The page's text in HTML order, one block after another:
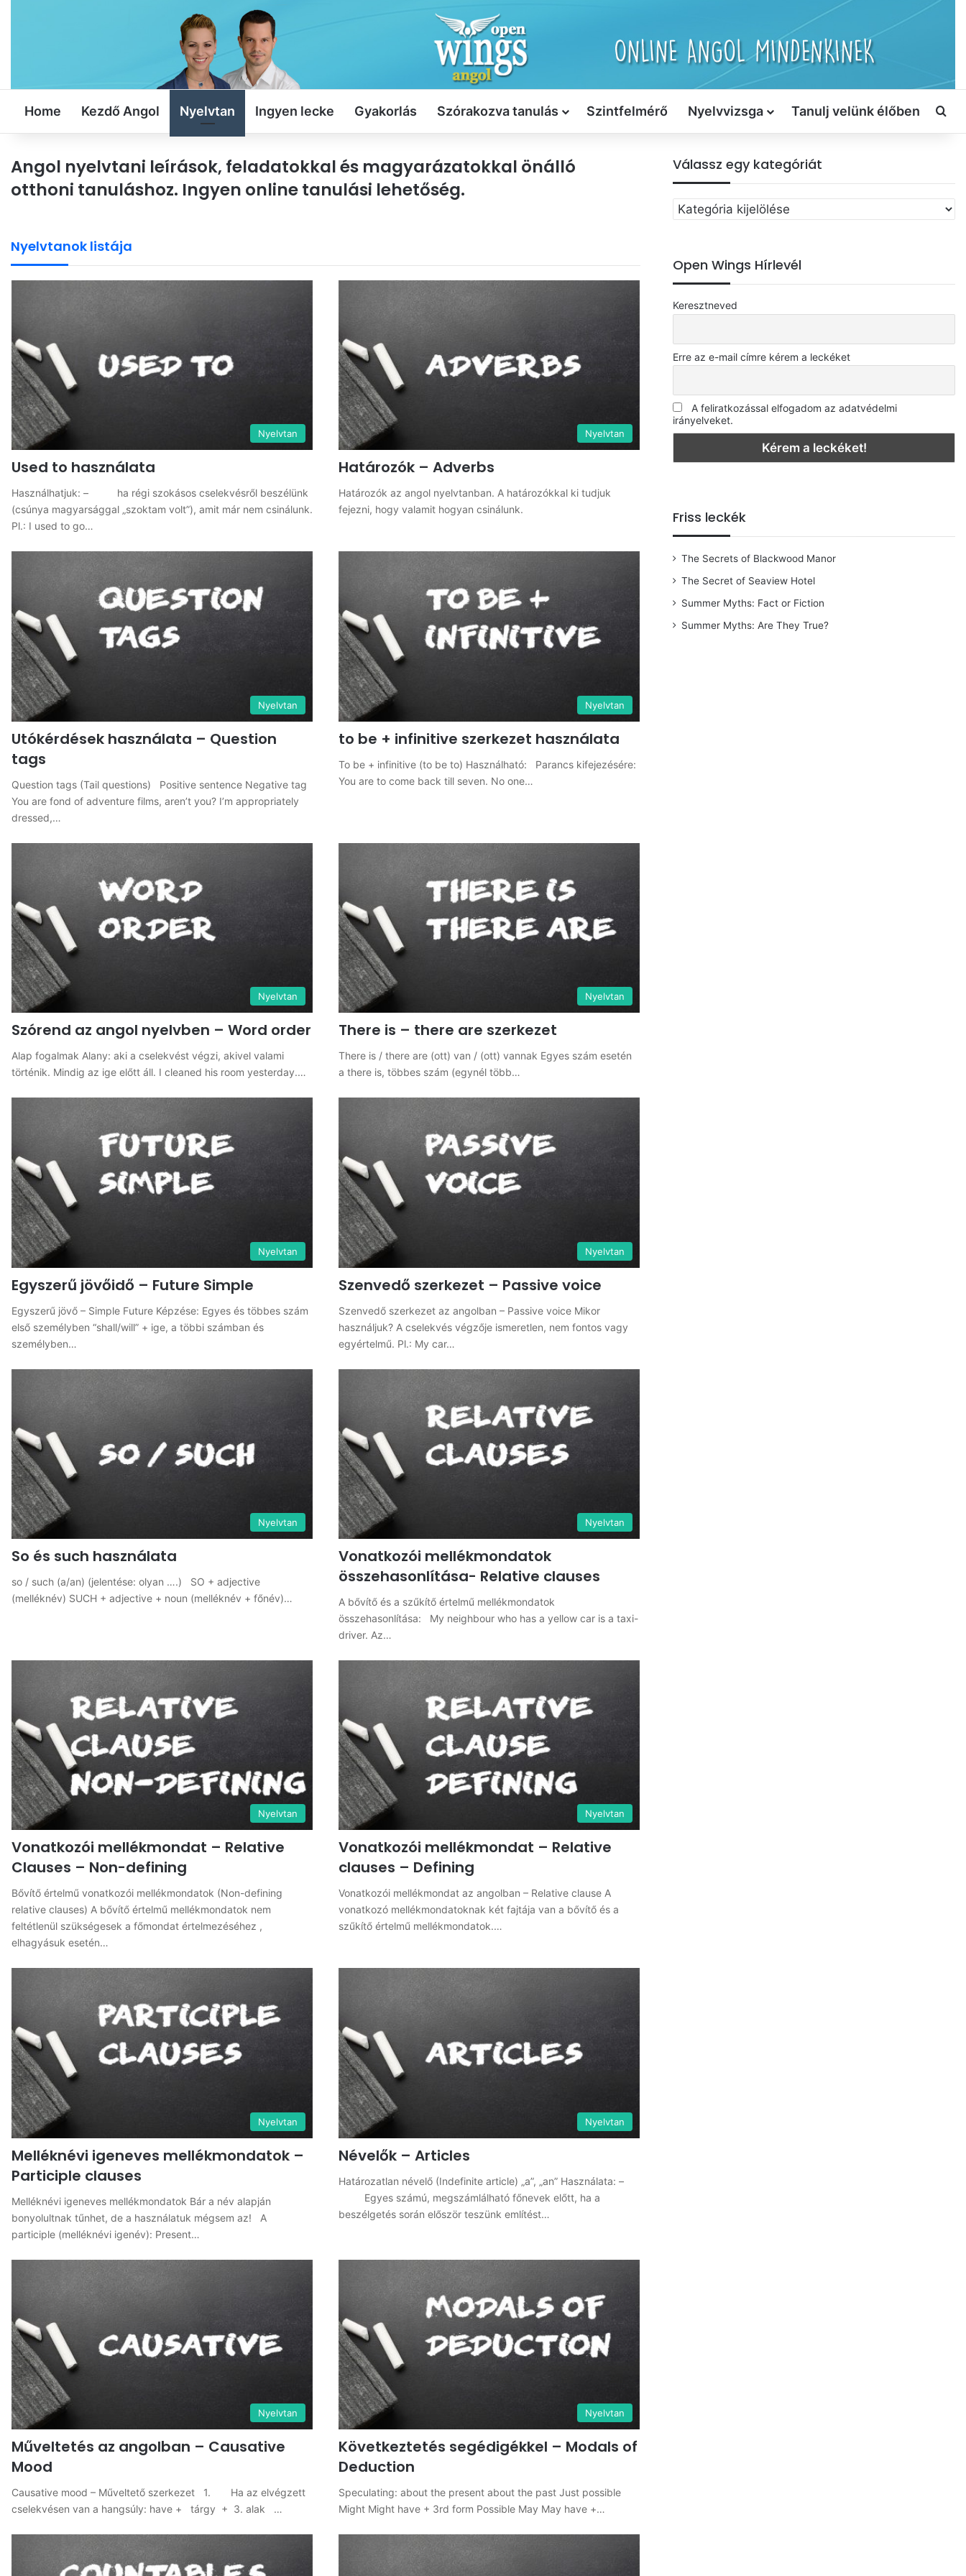
Home Kezdő Angol Nyelvtan Ingyen lecke Gyakorlás Szórakozva tanulás Szintfelmérő Nyelvvizsga Tanulj velünk élőben
Angol nyelvtani leírások, feladatokkal és magyarázatokkal önálló
otthoni tanuláshoz. Ingyen online tanulási lehetőség.
Nyelvtanok listája
Nyelvtan
Used to használata
Használhatjuk: – ha régi szokásos cselekvésről beszélünk
(csúnya magyarsággal „szoktam volt”), amit már nem csinálunk.
Pl.: I used to go…
Nyelvtan
Határozók – Adverbs
Határozók az angol nyelvtanban. A határozókkal ki tudjuk
fejezni, hogy valamit hogyan csinálunk.
Nyelvtan
Utókérdések használata – Question
tags
Question tags (Tail questions) Positive sentence Negative tag
You are fond of adventure films, aren’t you? I’m appropriately
dressed,…
Nyelvtan
to be + infinitive szerkezet használata
To be + infinitive (to be to) Használható: Parancs kifejezésére:
You are to come back till seven. No one…
Nyelvtan
Szórend az angol nyelvben – Word order
Alap fogalmak Alany: aki a cselekvést végzi, akivel valami
történik. Mindig az ige előtt áll. I cleaned his room yesterday.…
Nyelvtan
There is – there are szerkezet
There is / there are (ott) van / (ott) vannak Egyes szám esetén
a there is, többes szám (egynél több…
Nyelvtan
Egyszerű jövőidő – Future Simple
Egyszerű jövő – Simple Future Képzése: Egyes és többes szám
első személyben “shall/will” + ige, a többi számban és
személyben…
Nyelvtan
Szenvedő szerkezet – Passive voice
Szenvedő szerkezet az angolban – Passive voice Mikor
használjuk? A cselekvés végzője ismeretlen, nem fontos vagy
egyértelmű. Pl.: My car…
Nyelvtan
So és such használata
so / such (a/an) (jelentése: olyan ….) SO + adjective
(melléknév) SUCH + adjective + noun (melléknév + főnév)…
Nyelvtan
Vonatkozói mellékmondatok
összehasonlítása- Relative clauses
A bővítő és a szűkítő értelmű mellékmondatok
összehasonlítása: My neighbour who has a yellow car is a taxi-
driver. Az…
Nyelvtan
Vonatkozói mellékmondat – Relative
Clauses – Non-defining
Bővítő értelmű vonatkozói mellékmondatok (Non-defining
relative clauses) A bővítő értelmű mellékmondatok nem
feltétlenül szükségesek a főmondat értelmezéséhez ,
elhagyásuk esetén…
Nyelvtan
Vonatkozói mellékmondat – Relative
clauses – Defining
Vonatkozói mellékmondat az angolban – Relative clause A
vonatkozó mellékmondatoknak két fajtája van a bővítő és a
szűkítő értelmű mellékmondatok.…
Nyelvtan
Melléknévi igeneves mellékmondatok –
Participle clauses
Melléknévi igeneves mellékmondatok Bár a név alapján
bonyolultnak tűnhet, de a használatuk mégsem az! A
participle (melléknévi igenév): Present…
Nyelvtan
Névelők – Articles
Határozatlan névelő (Indefinite article) „a”, „an” Használata: –
Egyes számú, megszámlálható főnevek előtt, ha a
beszélgetés során először teszünk említést…
Nyelvtan
Műveltetés az angolban – Causative
Mood
Causative mood – Műveltető szerkezet 1. Ha az elvégzett
cselekvésen van a hangsúly: have + tárgy + 3. alak …
Nyelvtan
Következtetés segédigékkel – Modals of
Deduction
Speculating: about the present about the past Just possible
Might Might have + 3rd form Possible May May have +…
Válassz egy kategóriát
Válassz
egy
Open Wings Hírlevél
Keresztneved
Erre az e-mail címre kérem a leckéket
A feliratkozással elfogadom az adatvédelmi
irányelveket.
Friss leckék
The Secrets of Blackwood Manor
The Secret of Seaview Hotel
Summer Myths: Fact or Fiction
Summer Myths: Are They True?